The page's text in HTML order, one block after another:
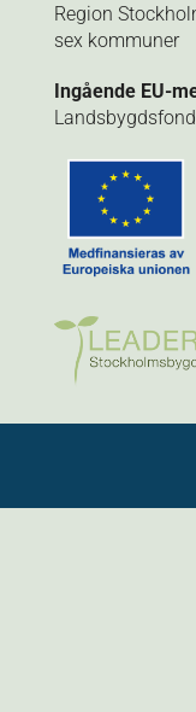
Region
sex kommuner
Ingående EU-